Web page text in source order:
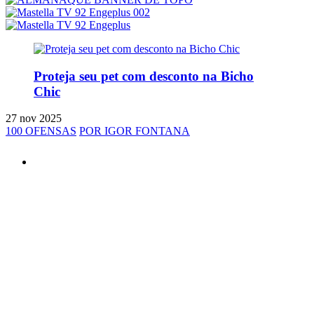
Proteja seu pet com desconto na Bicho
Chic
27 nov 2025
100 OFENSAS POR IGOR FONTANA